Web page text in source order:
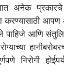
अनेक
आपण
पाहिजे आणि
निरोगी